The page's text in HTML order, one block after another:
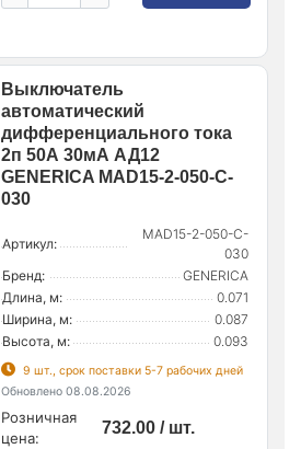
Выключатель
автоматический
дифференциального тока
2п 50А 30мА АД12
GENERICA MAD15-2-050-C-
030
Артикул:
MAD15-2-050-C-
030
Бренд:
GENERICA
Длина, м:
0.071
Ширина, м:
0.087
Высота, м:
0.093
9 шт., срок поставки 5-7 рабочих дней
Обновлено 08.08.2026
Розничная
цена:
732.00 / шт.